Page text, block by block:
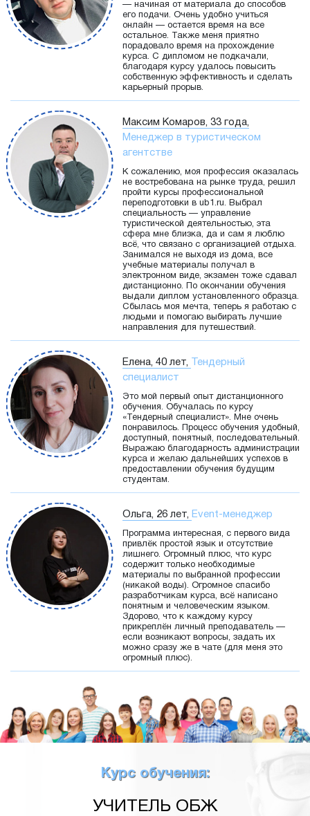
— начиная от материала до способов
его подачи. Очень удобно учиться
онлайн — остается время на все
остальное. Также меня приятно
порадовало время на прохождение
курса. С дипломом не подкачали,
благодаря курсу удалось повысить
собственную эффективность и сделать
карьерный прорыв.
Максим Комаров, 33 года,
Менеджер в туристическом
агентстве
К сожалению, моя профессия оказалась
не востребована на рынке труда, решил
пройти курсы профессиональной
переподготовки в ub1.ru. Выбрал
специальность — управление
туристической деятельностью, эта
сфера мне близка, да и сам я люблю
всё, что связано с организацией отдыха.
Занимался не выходя из дома, все
учебные материалы получал в
электронном виде, экзамен тоже сдавал
дистанционно. По окончании обучения
выдали диплом установленного образца.
Сбылась моя мечта, теперь я работаю с
людьми и помогаю выбирать лучшие
направления для путешествий.
Елена, 40 лет,
Тендерный
специалист
Это мой первый опыт дистанционного
обучения. Обучалась по курсу
«Тендерный специалист». Мне очень
понравилось. Процесс обучения удобный,
доступный, понятный, последовательный.
Выражаю благодарность администрации
курса и желаю дальнейших успехов в
предоставлении обучения будущим
студентам.
Ольга, 26 лет, Event-менеджер
Программа интересная, с первого вида
привлёк простой язык и отсутствие
лишнего. Огромный плюс, что курс
содержит только необходимые
материалы по выбранной профессии
(никакой воды). Огромное спасибо
разработчикам курса, всё написано
понятным и человеческим языком.
Здорово, что к каждому курсу
прикреплён личный преподаватель —
если возникают вопросы, задать их
можно сразу же в чате (для меня это
огромный плюс).
Курс обучения:
УЧИТЕЛЬ ОБЖ